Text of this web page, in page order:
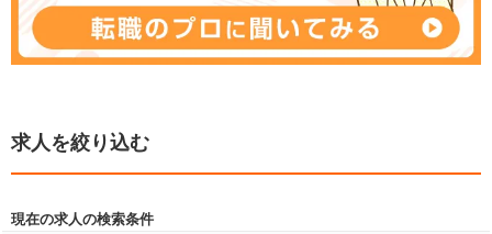
求人を絞り込む
現在の求人の検索条件